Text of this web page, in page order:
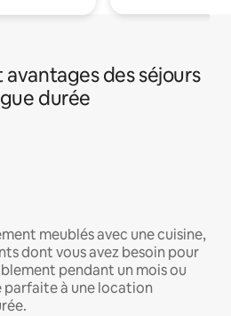
des séjours
durée
meublés avec une cuisine,
dont vous avez besoin pour
pendant un mois ou
parfaite à une location